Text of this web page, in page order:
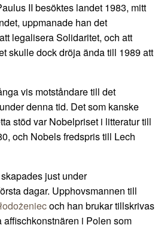
II besöktes landet 1983, mitt
uppmanade han det
legalisera Solidaritet, och att
skulle dock dröja ända till 1989 att
vis motståndare till det
denna tid. Det som kanske
stöd var Nobelpriset i litteratur till
och Nobels fredspris till Lech
just under
dagar. Upphovsmannen till
och han brukar tillskrivas
affischkonstnären i Polen som